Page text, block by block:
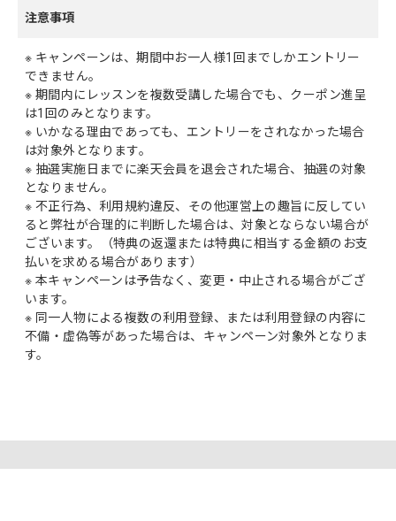
注意事項
※ キャンペーンは、期間中お一人様1回までしかエントリー
できません。
※ 期間内にレッスンを複数受講した場合でも、クーポン進呈
は1回のみとなります。
※ いかなる理由であっても、エントリーをされなかった場合
は対象外となります。
※ 抽選実施日までに楽天会員を退会された場合、抽選の対象
となりません。
※ 不正行為、利用規約違反、その他運営上の趣旨に反してい
ると弊社が合理的に判断した場合は、対象とならない場合が
ございます。（特典の返還または特典に相当する金額のお支
払いを求める場合があります）
※ 本キャンペーンは予告なく、変更・中止される場合がござ
います。
※ 同一人物による複数の利用登録、または利用登録の内容に
不備・虚偽等があった場合は、キャンペーン対象外となりま
す。